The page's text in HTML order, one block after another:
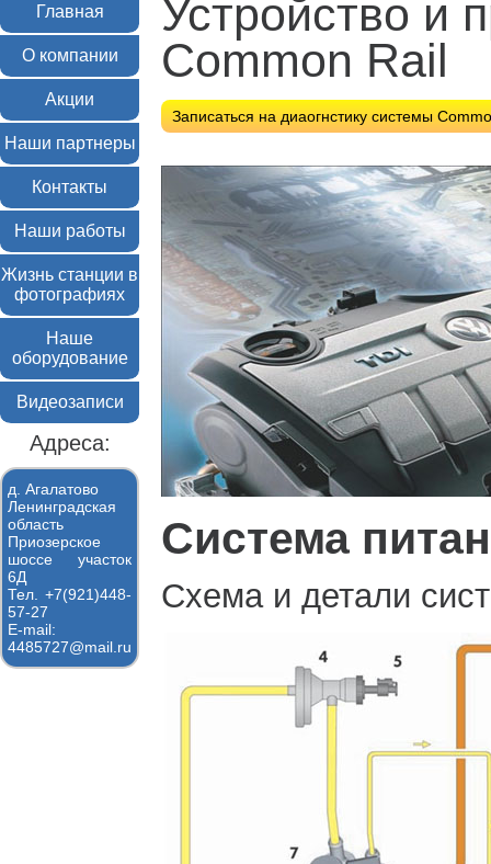
Главная
О компании
Акции
Наши партнеры
Контакты
Наши работы
Жизнь станции в
фотографиях
Наше
оборудование
Видеозаписи
Адреса:
д. Агалатово
Ленинградская
область
Приозерское
шоссе участок
6Д
Тел. +7(921)448-
57-27
E-mail:
4485727@mail.ru
Устройство и
Common Rail
Записаться на диаогнстику системы
Система
Схема и детали